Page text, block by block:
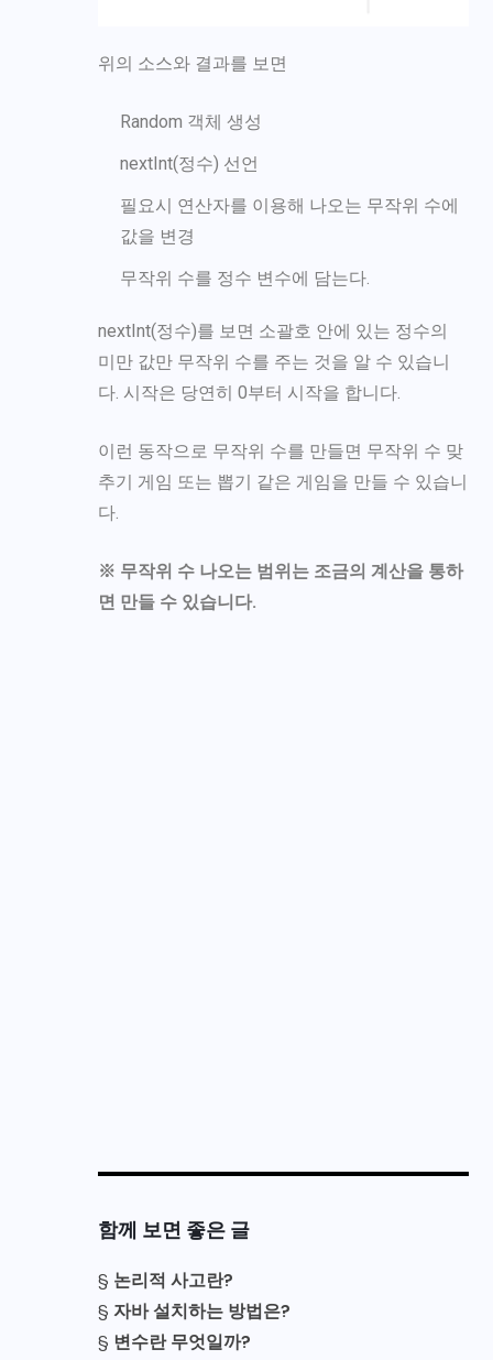
위의 소스와 결과를 보면
Random 객체 생성
nextInt(정수) 선언
필요시 연산자를 이용해 나오는 무작위 수에
값을 변경
무작위 수를 정수 변수에 담는다.
nextInt(정수)를 보면 소괄호 안에 있는 정수의
미만 값만 무작위 수를 주는 것을 알 수 있습니
다. 시작은 당연히 0부터 시작을 합니다.
이런 동작으로 무작위 수를 만들면 무작위 수 맞
추기 게임 또는 뽑기 같은 게임을 만들 수 있습니
다.
※ 무작위 수 나오는 범위는 조금의 계산을 통하
면 만들 수 있습니다.
함께 보면 좋은 글
§ 논리적 사고란?
§ 자바 설치하는 방법은?
§ 변수란 무엇일까?